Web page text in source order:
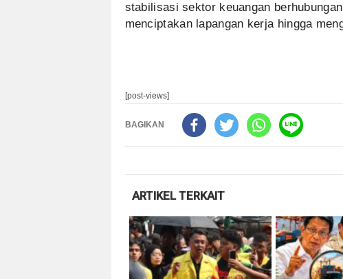
stabilisasi sektor keuangan
menciptakan lapangan kerja hingga
[post-views]
BAGIKAN
ARTIKEL TERKAIT